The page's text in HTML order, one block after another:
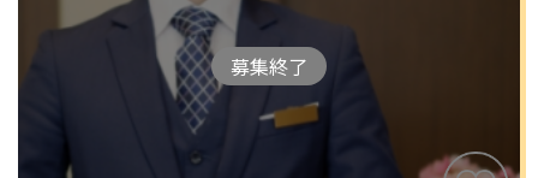
募集終了